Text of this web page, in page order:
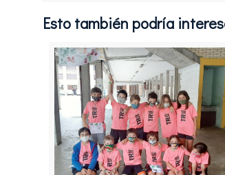
Esto también podría